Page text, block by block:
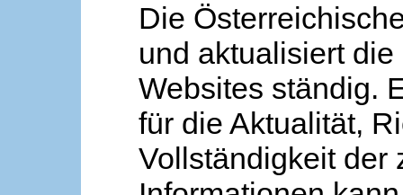
Die
und aktualisiert
Websites ständig.
für die Aktualität,
Vollständigkeit der